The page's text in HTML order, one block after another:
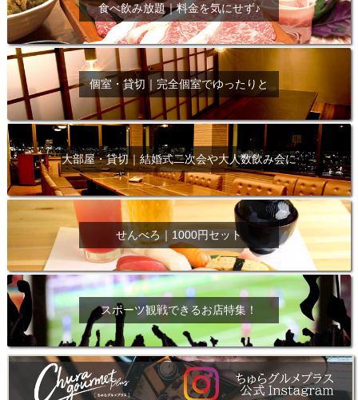
食べ飲み放題｜料金を気にせず♪
個室・貸切｜完全個室でゆったりと
大部屋・貸切｜結婚式二次会や大人数飲み会に
せんべろ｜1000円セット
スポーツ観戦できるお店特集！